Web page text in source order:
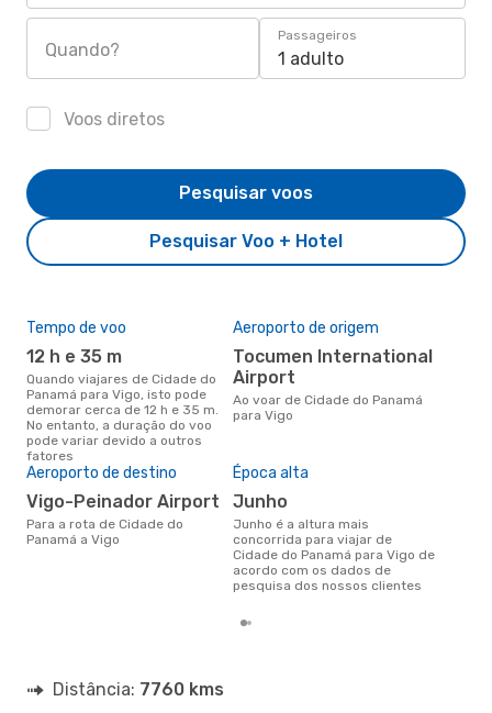
Quando?
Passageiros
1 adulto
Voos diretos
Pesquisar Voo + Hotel
Pesquisar voos
Tempo de voo
12 h e 35 m
Quando viajares de Cidade do
Panamá para Vigo, isto pode
demorar cerca de 12 h e 35 m.
No entanto, a duração do voo
pode variar devido a outros
fatores
Aeroporto de origem
Tocumen International
Airport
Ao voar de Cidade do Panamá
para Vigo
Aeroporto de destino
Vigo-Peinador Airport
Para a rota de Cidade do
Panamá a Vigo
Época alta
junho
junho é a altura mais
concorrida para viajar de
Cidade do Panamá para Vigo de
acordo com os dados de
pesquisa dos nossos clientes
Distância: 7760 kms